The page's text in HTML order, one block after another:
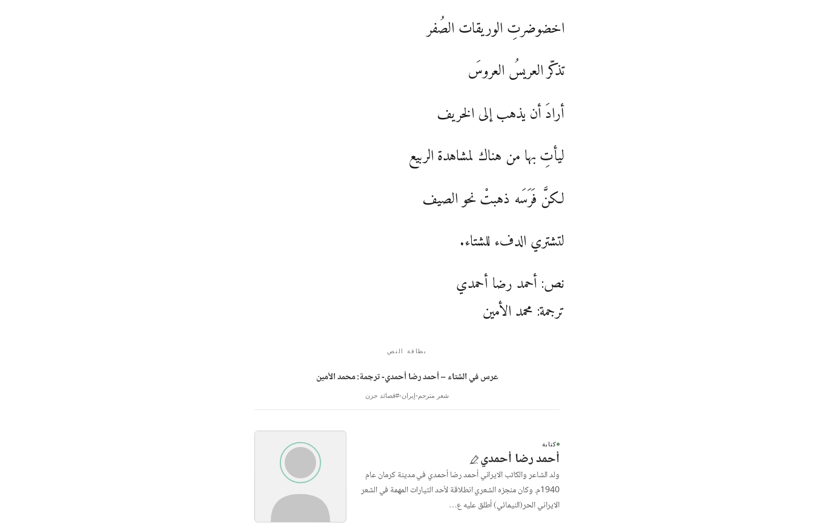
اخضوضرتِ الوريقات الصُفر
تذكّر العريسُ العروسَ
أرادَ أن يذهب إلى الخريف
ليأتِ بها من هناك لمشاهدة الربيع
لكنَّ فَرَسَه ذهبتْ نحو الصيف
لتشتري الدفء للشتاء.
نص: أحمد رضا أحمدي
ترجمة: محمد الأمين
بطاقة النص
عرس في الشتاء – أحمد رضا أحمدي- ترجمة: محمد الأمين
شعر مترجم إيران #قصائد حزن
كتابة
أحمد رضا أحمدي
ولد الشاعر والكاتب الايراني أحمد رضا أحمدي في مدينة كرمان عام
1940م. وكان منجزه الشعري انطلاقة لأحد التيارات المهمة في الشعر
الايراني الحر(النيمائي) أطلق عليه ع…